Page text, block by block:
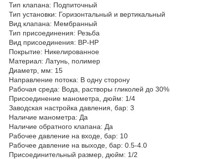
Тип клапана: Подпиточный
Тип установки: Горизонтальный и вертикальный
Вид клапана: Мембранный
Тип присоединения: Резьба
Вид присоединения: ВР-НР
Покрытие: Никелированное
Материал: Латунь, полимер
Диаметр, мм: 15
Направление потока: В одну сторону
Рабочая среда: Вода, растворы гликолей до 30%
Присоединение манометра, дюйм: 1/4
Заводская настройка давления, бар: 3
Наличие манометра: Да
Наличие обратного клапана: Да
Рабочее давление на входе, бар: 10
Рабочее давление на выходе, бар: 0.5-4.0
Присоединительный размер, дюйм: 1/2